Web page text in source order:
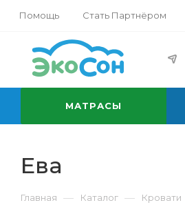
Помощь Стать Партнёром
МАТРАСЫ
Ева
Главная — Каталог — Кровати